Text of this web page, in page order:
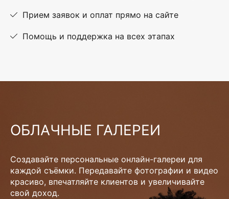
Прием заявок и оплат прямо на сайте
Помощь и поддержка на всех этапах
ОБЛАЧНЫЕ ГАЛЕРЕИ
Создавайте персональные онлайн-галереи для
каждой съёмки. Передавайте фотографии и видео
красиво, впечатляйте клиентов и увеличивайте
свой доход.